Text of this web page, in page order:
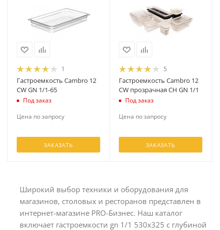
1
Гастроемкость Cambro 12
CW GN 1/1-65
Под заказ
Цена по запросу
ЗАКАЗАТЬ
5
Гастроемкость Cambro 12
CW прозрачная CH GN 1/1
Под заказ
Цена по запросу
ЗАКАЗАТЬ
Широкий выбор техники и оборудования для
магазинов, столовых и ресторанов представлен в
интернет-магазине PRO-Бизнес. Наш каталог
включает гастроемкости gn 1/1 530х325 с глубиной